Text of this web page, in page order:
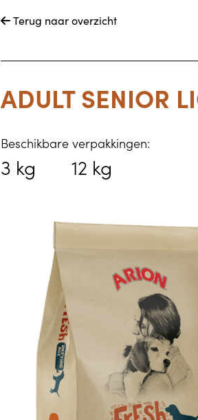
 Terug naar overzicht
ADULT SENIOR
Beschikbare verpakkingen:
3 kg 12 kg